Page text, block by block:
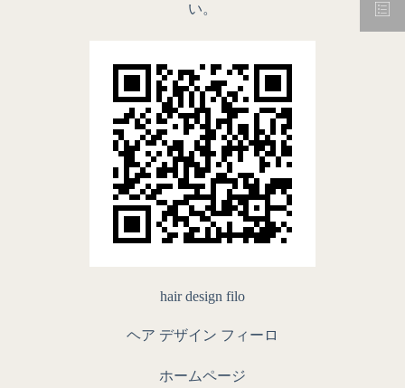
い。
hair design filo
ヘア デザイン フィーロ
ホームページ